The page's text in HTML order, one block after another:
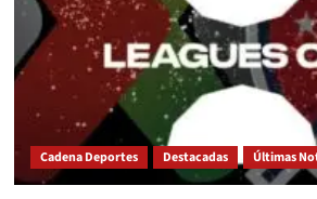
Cadena Deportes Destacadas Últimas